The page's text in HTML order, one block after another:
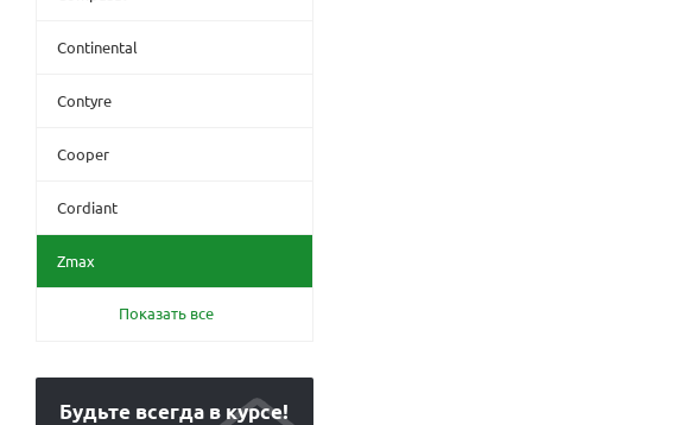
Continental
Contyre
Cooper
Cordiant
Zmax
Показать все
Будьте всегда в курсе!